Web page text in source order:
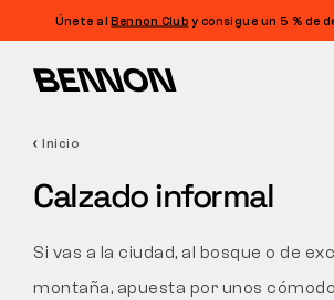
Únete alBennon Club y consigue un 5 % de
Inicio
Calzado informal
Si vas a la ciudad, al bosque o de
montaña, apuesta por unos
Filtrado
COLOR
BORRAR FILTROS